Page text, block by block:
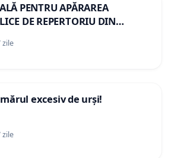
PENTRU APĂRAREA
DE REPERTORIU DIN
zile
excesiv de urși!
zile